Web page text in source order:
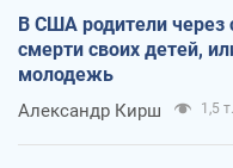
В США родители через
смерти своих детей,
молодежь
Александр Кирш 1,5 т.